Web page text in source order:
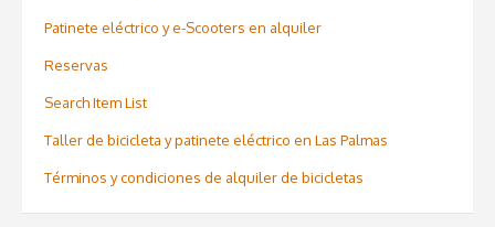
Patinete eléctrico y e-Scooters en alquiler
Reservas
Search Item List
Taller de bicicleta y patinete eléctrico en Las Palmas
Términos y condiciones de alquiler de bicicletas